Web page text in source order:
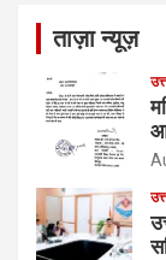
ताज़ा न्यूज़